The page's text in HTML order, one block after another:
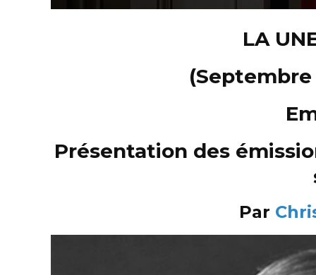
LA
(Septembre
Présentation des
Par